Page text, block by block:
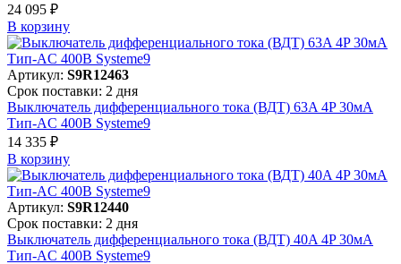
24 095 ₽
В корзинy
Артикул: S9R12463
Срок поставки: 2 дня
Выключатель дифференциального тока (ВДТ) 63A 4P 30мА
Тип-AC 400В Systeme9
14 335 ₽
В корзинy
Артикул: S9R12440
Срок поставки: 2 дня
Выключатель дифференциального тока (ВДТ) 40A 4P 30мА
Тип-AC 400В Systeme9